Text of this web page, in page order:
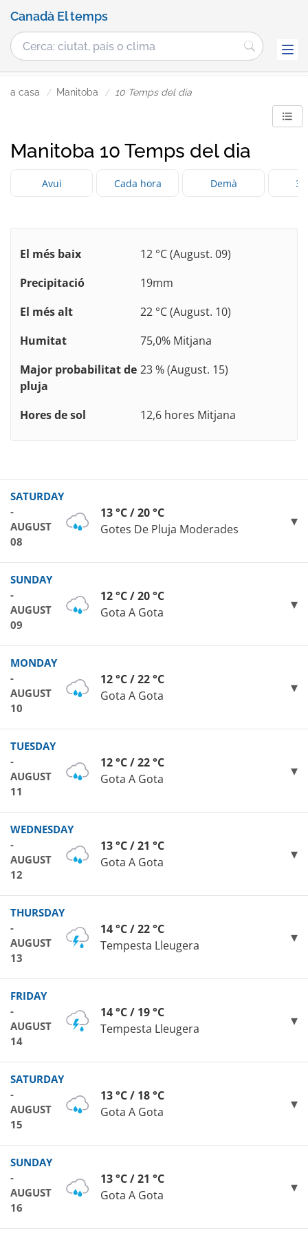
Canadà El temps
a casa Manitoba 10 Temps del dia
Manitoba 10 Temps del dia
Avui Cada hora Demà 3
El més baix
12 °C (August. 09)
Precipitació
19mm
El més alt
22 °C (August. 10)
Humitat
75,0% Mitjana
Major probabilitat de
pluja
23 % (August. 15)
Hores de sol 12,6 hores Mitjana
SATURDAY
-
AUGUST
08
13 °C / 20 °C
Gotes De Pluja Moderades
SUNDAY
-
AUGUST
09
12 °C / 20 °C
Gota A Gota
MONDAY
-
AUGUST
10
12 °C / 22 °C
Gota A Gota
TUESDAY
-
AUGUST
11
12 °C / 22 °C
Gota A Gota
WEDNESDAY
-
AUGUST
12
13 °C / 21 °C
Gota A Gota
THURSDAY
-
AUGUST
13
14 °C / 22 °C
Tempesta Lleugera
FRIDAY
-
AUGUST
14
14 °C / 19 °C
Tempesta Lleugera
SATURDAY
-
AUGUST
15
13 °C / 18 °C
Gota A Gota
SUNDAY
-
AUGUST
16
13 °C / 21 °C
Gota A Gota